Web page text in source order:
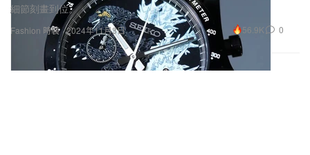
Fashion 時裝 2024年11月3日